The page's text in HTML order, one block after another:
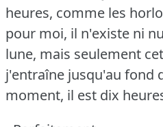
heures, comme les
pour moi, il n'existe ni
lune, mais seulement
j'entraîne jusqu'au fond
moment, il est dix